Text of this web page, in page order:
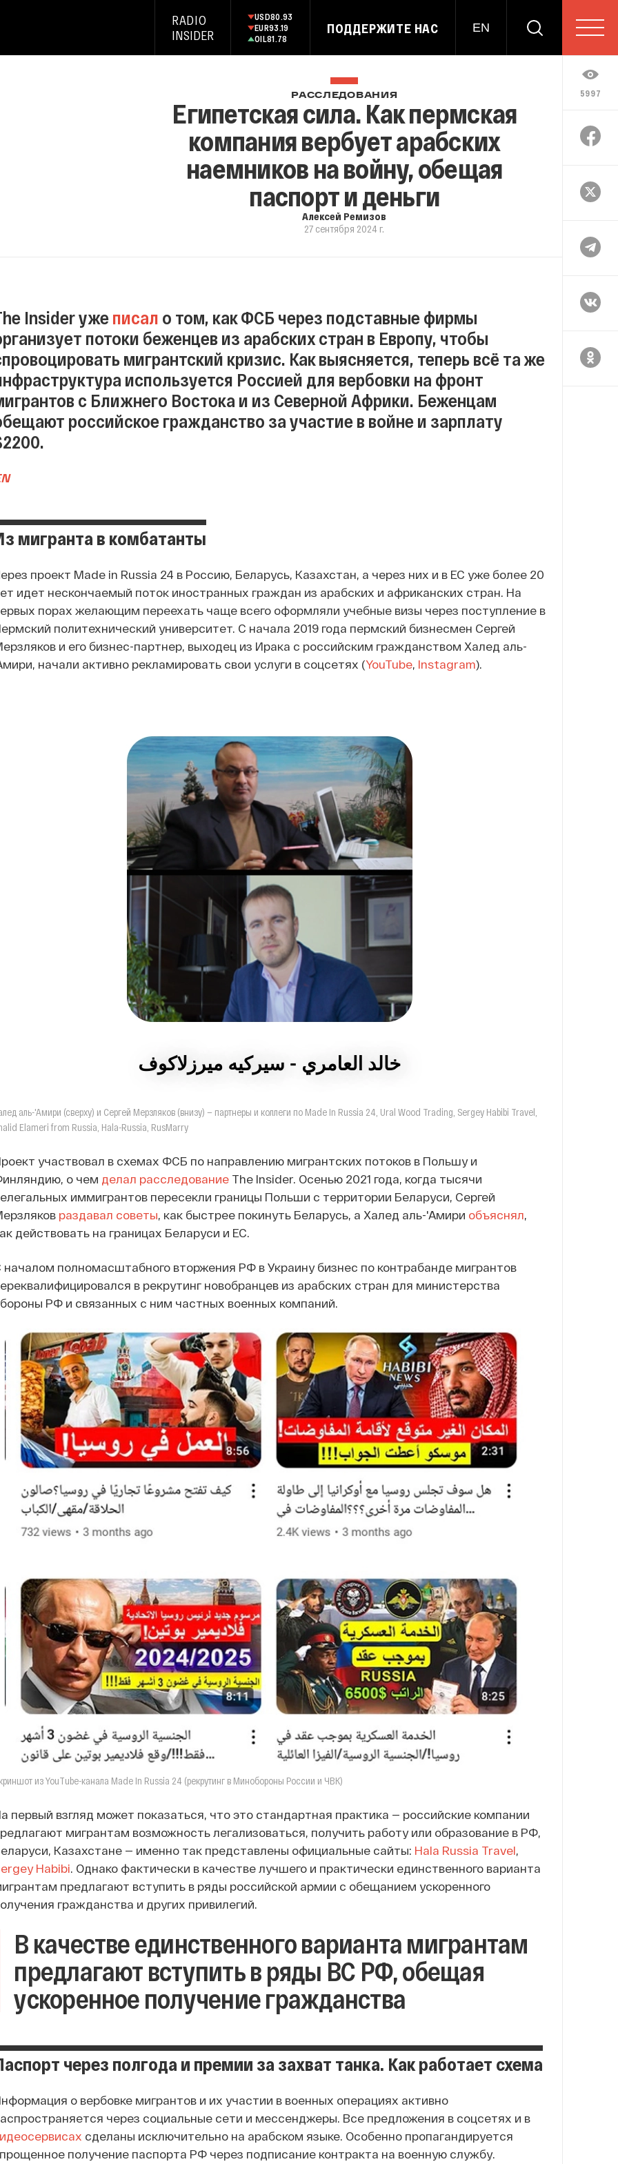
RADIO
INSIDER
USD80.93
EUR93.19
OIL81.78
ПОДДЕРЖИТЕ НАС EN
5997
РАССЛЕДОВАНИЯ
Египетская сила. Как пермская
компания вербует арабских
наемников на войну, обещая
паспорт и деньги
Алексей Ремизов
27 сентября 2024 г.
Insider ужеписал о том, как ФСБ через подставные фирмы
потоки беженцев из арабских стран в Европу, чтобы
мигрантский кризис. Как выясняется, теперь всё та же
используется Россией для вербовки на фронт
с Ближнего Востока и из Северной Африки. Беженцам
российское гражданство за участие в войне и зарплату
мигранта в комбатанты
проект Made in Russia 24 в Россию, Беларусь, Казахстан, а через них и в ЕС уже более 20
идет нескончаемый поток иностранных граждан из арабских и африканских стран. На
порах желающим переехать чаще всего оформляли учебные визы через поступление в
политехнический университет. С начала 2019 года пермский бизнесмен Сергей
и его бизнес-партнер, выходец из Ирака с российским гражданством Халед аль-
начали активно рекламировать свои услуги в соцсетях (YouTube, Instagram).
аль-'Амири (сверху) и Сергей Мерзляков (внизу) — партнеры и коллеги по Made In Russia 24, Ural Wood Trading, Sergey Habibi Travel,
Elameri from Russia, Hala-Russia, RusMarry
участвовал в схемах ФСБ по направлению мигрантских потоков в Польшу и
о чем делал расследование The Insider. Осенью 2021 года, когда тысячи
иммигрантов пересекли границы Польши с территории Беларуси, Cергей
раздавал советы , как быстрее покинуть Беларусь, а Халед аль-'Амири объяснял
действовать на границах Беларуси и ЕС.
началом полномасштабного вторжения РФ в Украину бизнес по контрабанде мигрантов
в рекрутинг новобранцев из арабских стран для министерства
РФ и связанных с ним частных военных компаний.
из YouТube-канала Made In Russia 24 (рекрутинг в Минобороны России и ЧВК)
первый взгляд может показаться, что это стандартная практика — российские компании
мигрантам возможность легализоваться, получить работу или образование в РФ,
Казахстане — именно так представлены официальные сайты: Hala Russia Travel,
Habibi. Однако фактически в качестве лучшего и практически единственного варианта
предлагают вступить в ряды российской армии с обещанием ускоренного
гражданства и других привилегий.
В качестве единственного варианта мигрантам
предлагают вступить в ряды ВС РФ, обещая
ускоренное получение гражданства
через полгода и премии за захват танка. Как работает схема
о вербовке мигрантов и их участии в военных операциях активно
через социальные сети и мессенджеры. Все предложения в соцсетях и в
сделаны исключительно на арабском языке. Особенно пропагандируется
получение паспорта РФ через подписание контракта на военную службу.